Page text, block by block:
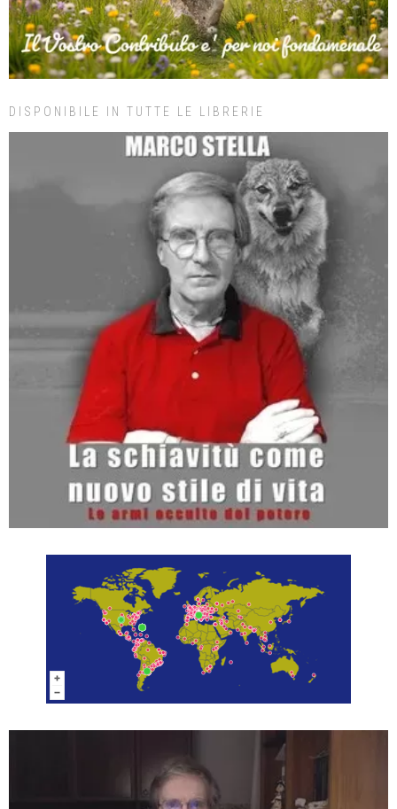
DISPONIBILE IN TUTTE LE LIBRERIE